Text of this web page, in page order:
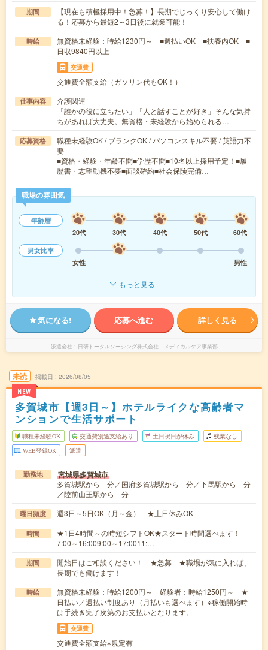
期間
【現在も積極採用中！急募！】長期でじっくり安心して働け
る！応募から最短2～3日後に就業可能！
時給
無資格未経験：時給1230円～ ■週払いOK ■扶養内OK ■
日収9840円以上
交通費
交通費全額支給（ガソリン代もOK！）
仕事内容
介護関連
「誰かの役に立ちたい」「人と話すことが好き」そんな気持
ちがあれば大丈夫。無資格・未経験から始められる…
応募資格
職種未経験OK / ブランクOK / パソコンスキル不要 / 英語力不
要
■資格・経験・年齢不問■学歴不問■10名以上採用予定！■履
歴書・志望動機不要■面談確約■社会保険完備…
職場の雰囲気
年齢層
20代
30代 40代 50代
60代
男女比率
女性
男性
もっと見る
気になる! 応募へ進む 詳しく見る
派遣会社 日研トータルソーシング株式会社 メディカルケア事業部
未読
NEW
掲載日 2026/08/05
多賀城市【週3日～】ホテルライクな高齢者マ
ンションで生活サポート
職種未経験OK 交通費別途支給あり 土日祝日が休み 残業なし
WEB登録OK 派遣
勤務地 宮城県多賀城市
多賀城駅から---分／国府多賀城駅から---分／下馬駅から---分
／陸前山王駅から---分
曜日頻度 週3日～5日OK（月～金） ★土日休みOK
時間
★1日4時間～の時短シフトOK★スタート時間選べます！
7:00～16:009:00～17:0011:…
期間
開始日はご相談ください！ ★急募 ★職場が気に入れば、
長期でも働けます！
時給
無資格未経験：時給1200円～ 経験者：時給1250円～ ★
日払い／週払い制度あり（月払いも選べます）※稼働開始時
は手続き完了次第のお支払いとなります。
交通費
交通費全額支給※規定有